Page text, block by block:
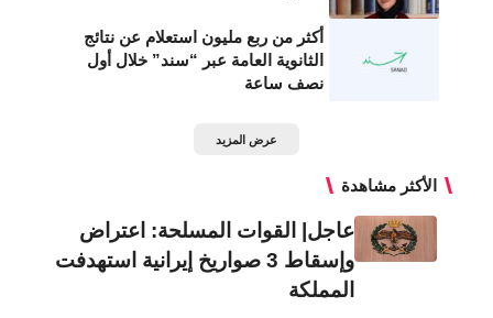
أكثر من ربع مليون استعلام عن نتائج
الثانوية العامة عبر “سند” خلال أول
نصف ساعة
عرض المزيد
الأكثر مشاهدة
عاجل| القوات المسلحة: اعتراض
وإسقاط 3 صواريخ إيرانية استهدفت
المملكة